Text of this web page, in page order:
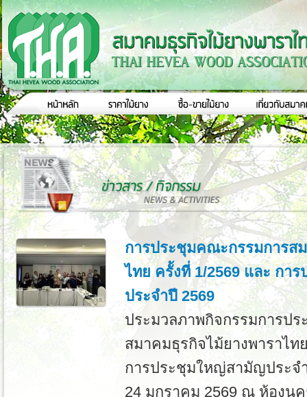
การประชุมคณะกรรมการส
ไทย ครั้งที่ 1/2569 และ กา
ประจำปี 2569
ประมวลภาพกิจกรรมการป
สมาคมธุรกิจไม้ยางพาราไท
การประชุมใหญ่สามัญประจ
24 มกราคม 2569 ณ ห้องน